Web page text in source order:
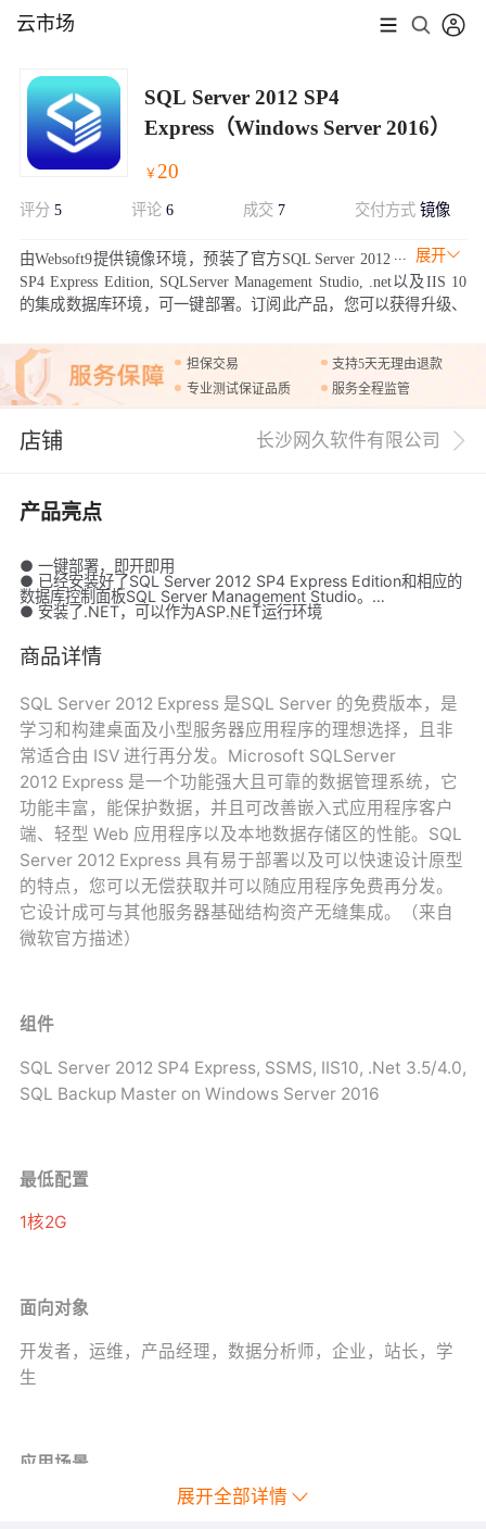
云市场
SQL Server 2012 SP4
Express（Windows Server 2016）
￥ 20
评分 5 评论 6 成交 7 交付方式镜像
展开
由Websoft9提供镜像环境，预装了官方SQL Server 2012
SP4 Express Edition, SQLServer Management Studio, .net以及IIS 10
的集成数据库环境，可一键部署。订阅此产品，您可以获得升级、
担保交易
支持5天无理由退款
专业测试保证品质
服务全程监管
店铺 长沙网久软件有限公司
产品亮点
● 一键部署，即开即用
● 已经安装好了SQL Server 2012 SP4 Express Edition和相应的
数据库控制面板SQL Server Management Studio。
● 安装了.NET，可以作为ASP.NET运行环境
● 是学习和构建桌面及小型服务器应用程序的理想选择，且非常适
合由 ISV 进行再分发
商品详情
SQL Server 2012 Express 是SQL Server 的免费版本，是
学习和构建桌面及小型服务器应用程序的理想选择，且非
常适合由 ISV 进行再分发。Microsoft SQLServer
2012 Express 是一个功能强大且可靠的数据管理系统，它
功能丰富，能保护数据，并且可改善嵌入式应用程序客户
端、轻型 Web 应用程序以及本地数据存储区的性能。SQL
Server 2012 Express 具有易于部署以及可以快速设计原型
的特点，您可以无偿获取并可以随应用程序免费再分发。
它设计成可与其他服务器基础结构资产无缝集成。（来自
微软官方描述）
组件
SQL Server 2012 SP4 Express, SSMS, IIS10, .Net 3.5/4.0,
SQL Backup Master on Windows Server 2016
最低配置
1核2G
面向对象
开发者，运维，产品经理，数据分析师，企业，站长，学
生
应用场景
独立SQL Server服务器，以SQL Server为数据库的应用软
展开全部详情